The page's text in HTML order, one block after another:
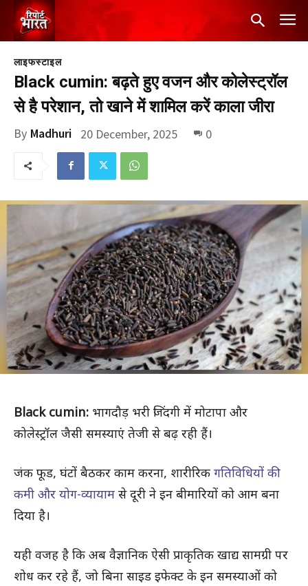
लाइफस्टाइल
Black cumin: बढ़ते हुए वजन और कोलेस्ट्रॉल
से है परेशान, तो खाने में शामिल करें काला जीरा
By Madhuri 20 December, 2025 0
Black cumin: भागदौड़ भरी जिंदगी में मोटापा और
कोलेस्ट्रॉल जैसी समस्याएं तेजी से बढ़ रही हैं।
जंक फूड, घंटों बैठकर काम करना, शारीरिक गतिविधियों की
कमी और योग-व्यायाम से दूरी ने इन बीमारियों को आम बना
दिया है।
यही वजह है कि अब वैज्ञानिक ऐसी प्राकृतिक खाद्य सामग्री पर
शोध कर रहे हैं, जो बिना साइड इफेक्ट के इन समस्याओं को